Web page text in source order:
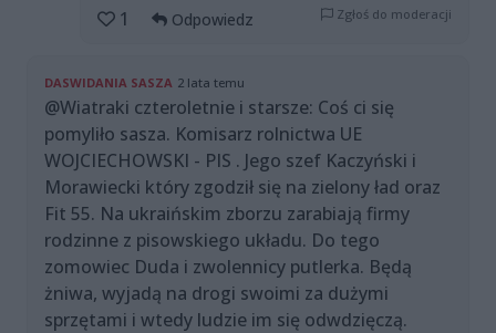
1
Odpowiedz Zgłoś do moderacji
DASWIDANIA SASZA 2 lata temu
@Wiatraki czteroletnie i starsze: Coś ci się
pomyliło sasza. Komisarz rolnictwa UE
WOJCIECHOWSKI - PIS . Jego szef Kaczyński i
Morawiecki który zgodził się na zielony ład oraz
Fit 55. Na ukraińskim zborzu zarabiają firmy
rodzinne z pisowskiego układu. Do tego
zomowiec Duda i zwolennicy putlerka. Będą
żniwa, wyjadą na drogi swoimi za dużymi
sprzętami i wtedy ludzie im się odwdzięczą.